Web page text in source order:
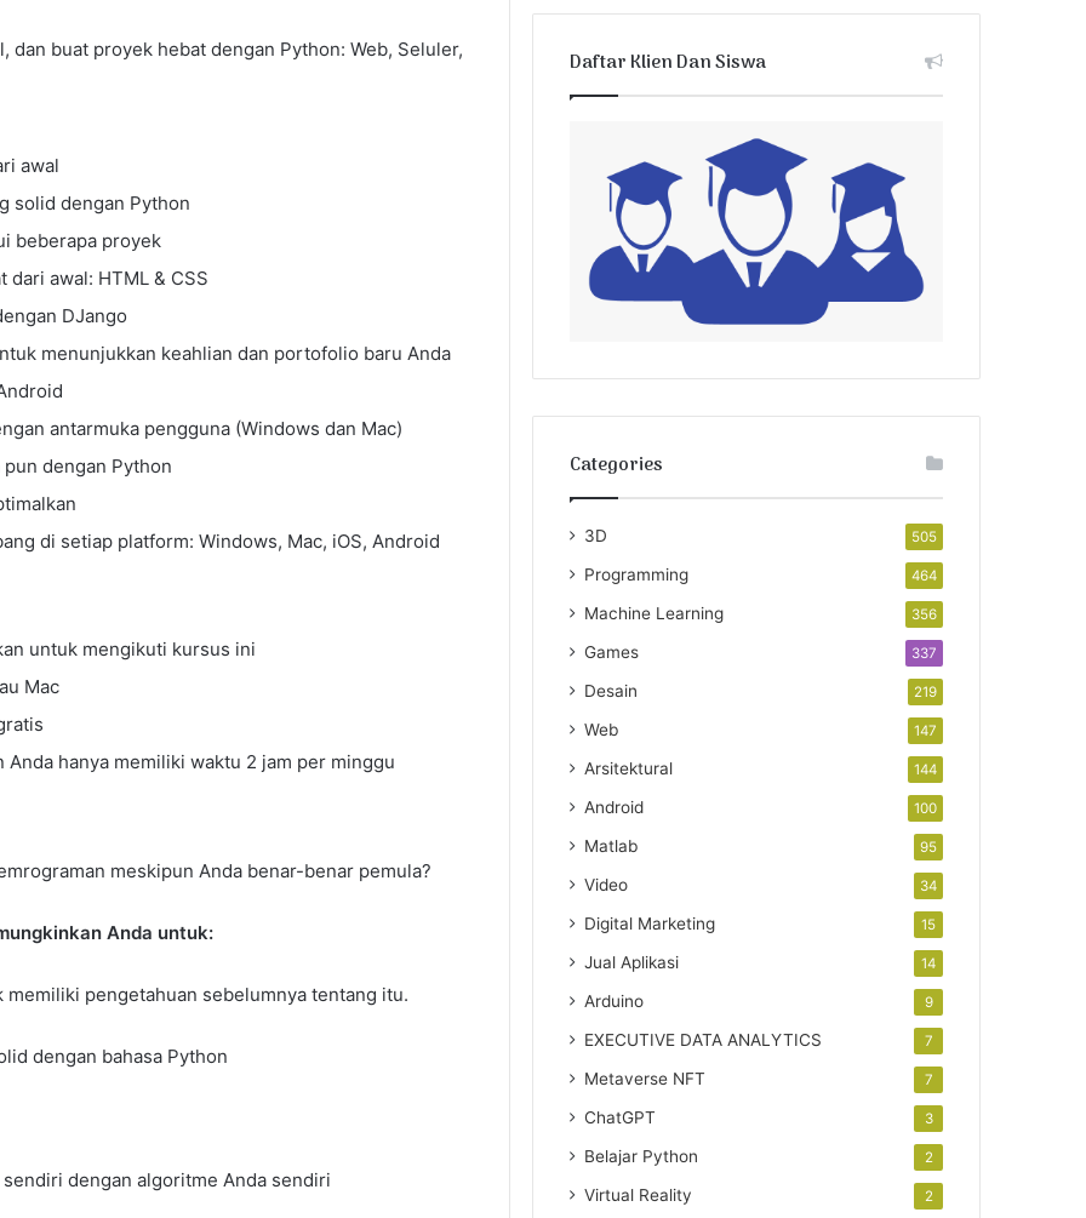
buat proyek hebat dengan Python: Web, Seluler,
awal
solid dengan Python
beberapa proyek
awal: HTML & CSS
DJango
menunjukkan keahlian dan portofolio baru Anda
antarmuka pengguna (Windows dan Mac)
dengan Python
di setiap platform: Windows, Mac, iOS, Android
untuk mengikuti kursus ini
Mac
hanya memiliki waktu 2 jam per minggu
meskipun Anda benar-benar pemula?
Anda untuk:
pengetahuan sebelumnya tentang itu.
dengan bahasa Python
dengan algoritme Anda sendiri
Daftar Klien Dan Siswa
Categories
3D 505
Programming 464
Machine Learning 356
Games 337
Desain 219
Web 147
Arsitektural 144
Android 100
Matlab 95
Video 34
Digital Marketing 15
Jual Aplikasi 14
Arduino 9
EXECUTIVE DATA ANALYTICS 7
Metaverse NFT 7
ChatGPT 3
Belajar Python 2
Virtual Reality 2